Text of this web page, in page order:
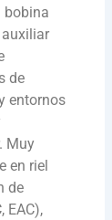
bobina
de
entornos
Muy
en riel
de
EAC),